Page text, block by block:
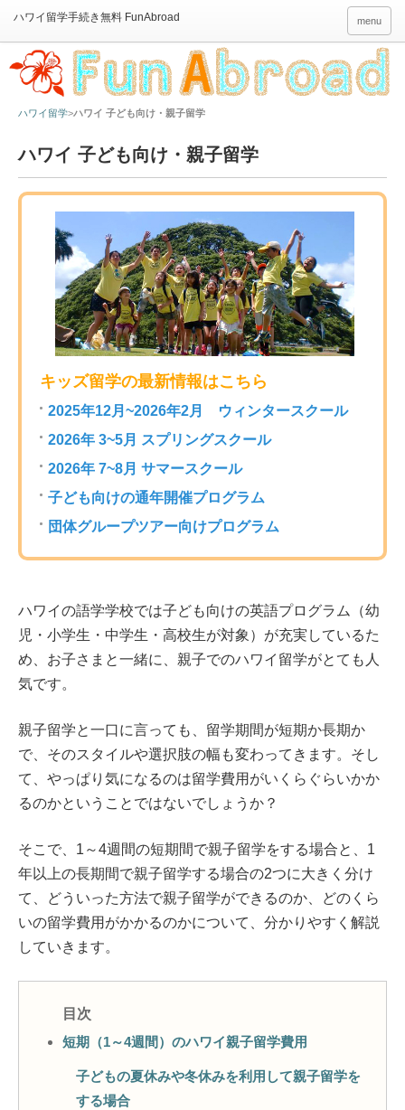
menu
ハワイ留学 ハワイ 子ども向け・親子留学
ハワイ 子ども向け・親子留学
キッズ留学の最新情報はこちら
2025年12月~2026年2月 ウィンタースクール
2026年 3~5月 スプリングスクール
2026年 7~8月 サマースクール
子ども向けの通年開催プログラム
団体グループツアー向けプログラム
ハワイの語学学校では子ども向けの英語プログラム（幼
児・小学生・中学生・高校生が対象）が充実しているた
め、お子さまと一緒に、親子でのハワイ留学がとても人
気です。
親子留学と一口に言っても、留学期間が短期か長期か
で、そのスタイルや選択肢の幅も変わってきます。そし
て、やっぱり気になるのは留学費用がいくらぐらいかか
るのかということではないでしょうか？
そこで、1～4週間の短期間で親子留学をする場合と、1
年以上の長期間で親子留学する場合の2つに大きく分け
て、どういった方法で親子留学ができるのか、どのくら
いの留学費用がかかるのかについて、分かりやすく解説
していきます。
短期（1～4週間）のハワイ親子留学費用
子どもの夏休みや冬休みを利用して親子留学を
する場合